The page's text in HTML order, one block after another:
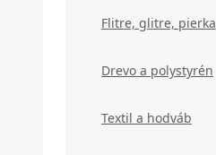
Flitre, glitre, pierka
Drevo a polystyrén
Textil a hodváb